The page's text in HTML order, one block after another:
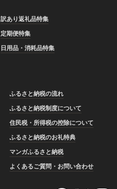
訳あり返礼品特集
定期便特集
日用品・消耗品特集
ふるさと納税の流れ
ふるさと納税制度について
住民税・所得税の控除について
ふるさと納税のお礼特典
マンガふるさと納税
よくあるご質問・お問い合わせ